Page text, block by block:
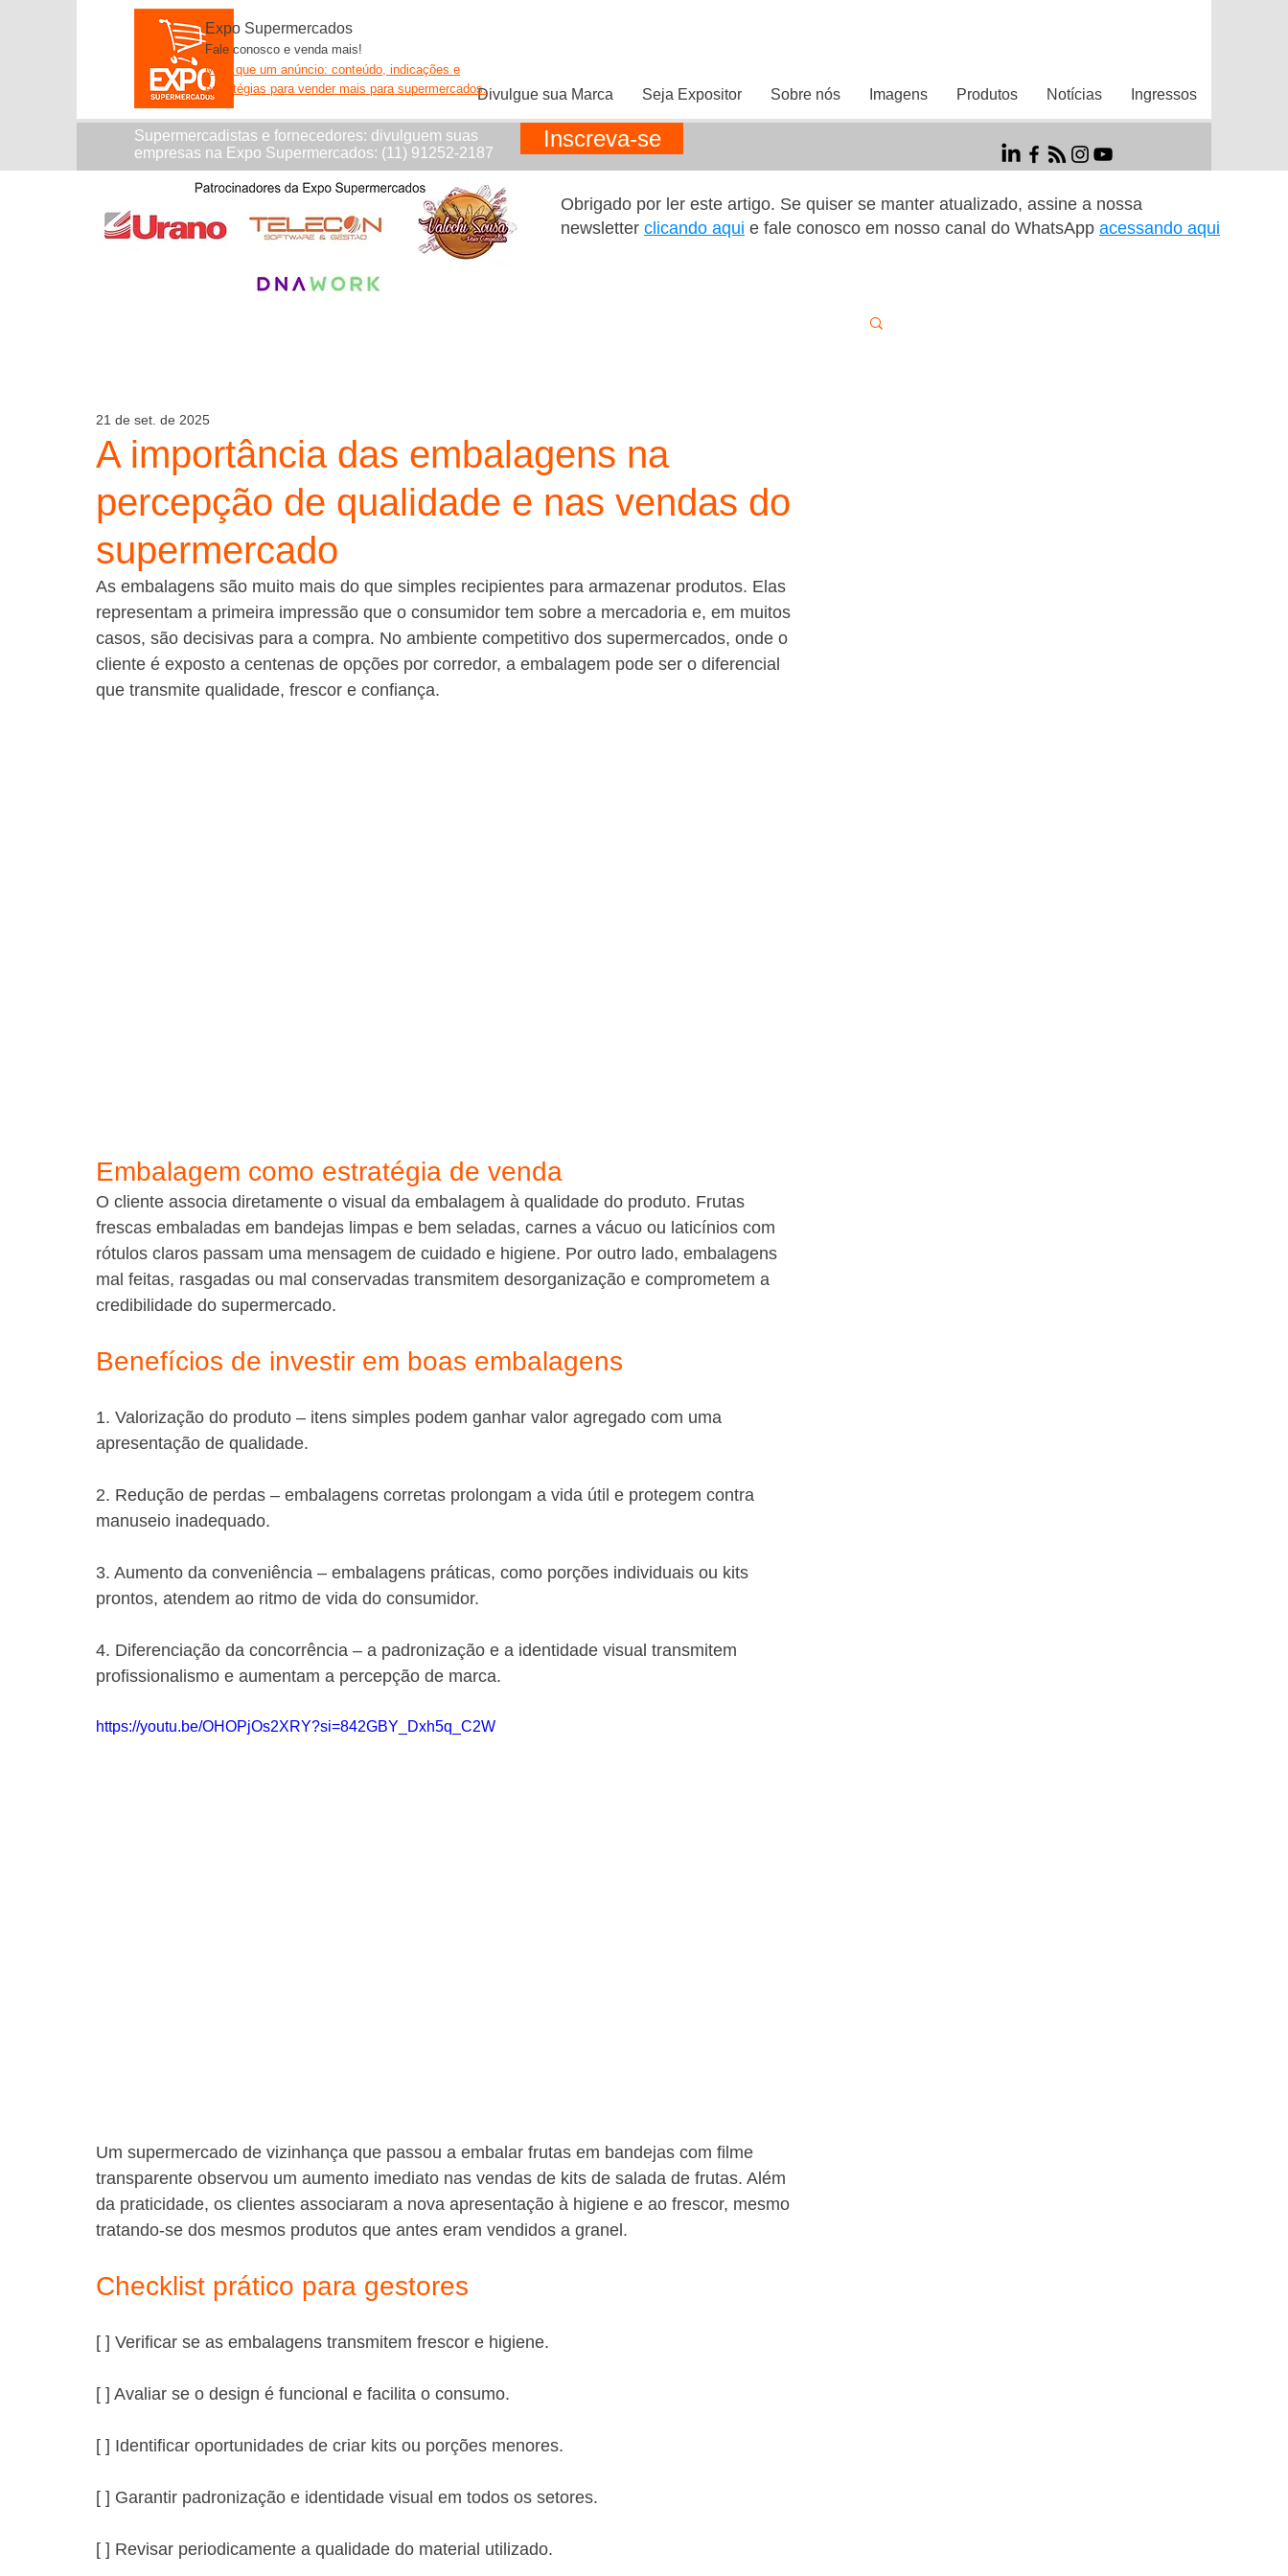
Divulgue sua Marca Seja Expositor Sobre nós Imagens Produtos Notícias Ingressos
Expo Supermercados
Fale conosco e venda mais!
Mais que um anúncio: conteúdo, indicações e
estratégias para vender mais para supermercados.
Supermercadistas e fornecedores: divulguem suas
empresas na Expo Supermercados: (11) 91252-2187
Inscreva-se
Obrigado por ler este artigo. Se quiser se manter atualizado, assine a nossa
newsletter clicando aqui e fale conosco em nosso canal do WhatsApp acessando aqui
A importância das embalagens na
percepção de qualidade e nas vendas do
supermercado
21 de set. de 2025
As embalagens são muito mais do que simples recipientes para armazenar produtos. Elas
representam a primeira impressão que o consumidor tem sobre a mercadoria e, em muitos
casos, são decisivas para a compra. No ambiente competitivo dos supermercados, onde o
cliente é exposto a centenas de opções por corredor, a embalagem pode ser o diferencial
que transmite qualidade, frescor e confiança.
Embalagem como estratégia de venda
O cliente associa diretamente o visual da embalagem à qualidade do produto. Frutas
frescas embaladas em bandejas limpas e bem seladas, carnes a vácuo ou laticínios com
rótulos claros passam uma mensagem de cuidado e higiene. Por outro lado, embalagens
mal feitas, rasgadas ou mal conservadas transmitem desorganização e comprometem a
credibilidade do supermercado.
Benefícios de investir em boas embalagens
1. Valorização do produto – itens simples podem ganhar valor agregado com uma
apresentação de qualidade.
2. Redução de perdas – embalagens corretas prolongam a vida útil e protegem contra
manuseio inadequado.
3. Aumento da conveniência – embalagens práticas, como porções individuais ou kits
prontos, atendem ao ritmo de vida do consumidor.
4. Diferenciação da concorrência – a padronização e a identidade visual transmitem
profissionalismo e aumentam a percepção de marca.
https://youtu.be/OHOPjOs2XRY?si=842GBY_Dxh5q_C2W
Um supermercado de vizinhança que passou a embalar frutas em bandejas com filme
transparente observou um aumento imediato nas vendas de kits de salada de frutas. Além
da praticidade, os clientes associaram a nova apresentação à higiene e ao frescor, mesmo
tratando-se dos mesmos produtos que antes eram vendidos a granel.
Checklist prático para gestores
[ ] Verificar se as embalagens transmitem frescor e higiene.
[ ] Avaliar se o design é funcional e facilita o consumo.
[ ] Identificar oportunidades de criar kits ou porções menores.
[ ] Garantir padronização e identidade visual em todos os setores.
[ ] Revisar periodicamente a qualidade do material utilizado.